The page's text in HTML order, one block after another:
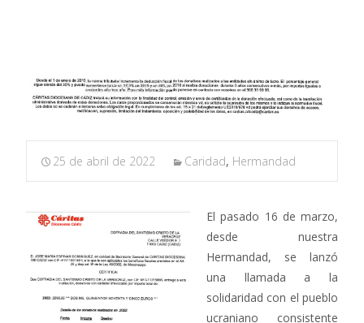
25 de abril de 2022 Caridad, Hermandad
El pasado 16 de marzo,
desde nuestra
Hermandad, se lanzó
una llamada a la
solidaridad con el pueblo
ucraniano consistente